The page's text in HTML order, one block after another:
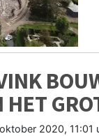
HET
2020, 11:01